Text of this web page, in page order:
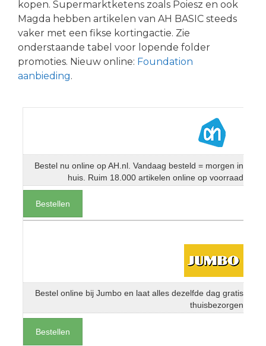
kopen. Supermarktketens zoals Poiesz en ook
Magda hebben artikelen van AH BASIC steeds
vaker met een fikse kortingactie. Zie
onderstaande tabel voor lopende folder
promoties. Nieuw online: Foundation
aanbieding.
Bestel nu online op AH.nl. Vandaag besteld = morgen in
huis. Ruim 18.000 artikelen online op voorraad
Bestellen
Bestel online bij Jumbo en laat alles dezelfde dag gratis
thuisbezorgen
Bestellen